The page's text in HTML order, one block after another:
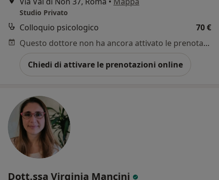
Studio Privato
Colloquio psicologico
70 €
Questo dottore non ha ancora attivato le prenotazioni online presso questo indirizzo.
Chiedi di attivare le prenotazioni online
Dott.ssa Virginia Mancini